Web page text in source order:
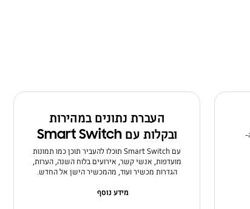
העברת נתונים במהירות
ובקלות עם Smart Switch
עם Smart Switch תוכלו להעביר תוכן כמו תמונות
מועדפות, אנשי קשר, אירועים בלוח השנה, הערות,
הגדרות מכשיר ועוד, מהמכשיר הישן אל החדש.
מידע נוסף